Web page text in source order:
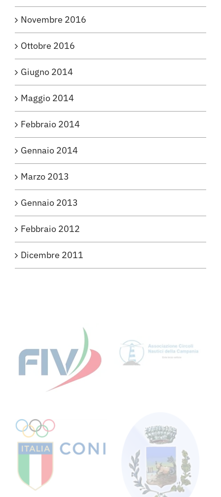
Novembre 2016
Ottobre 2016
Giugno 2014
Maggio 2014
Febbraio 2014
Gennaio 2014
Marzo 2013
Gennaio 2013
Febbraio 2012
Dicembre 2011